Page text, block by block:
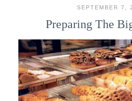
SEPTEMBER 7,
Preparing The